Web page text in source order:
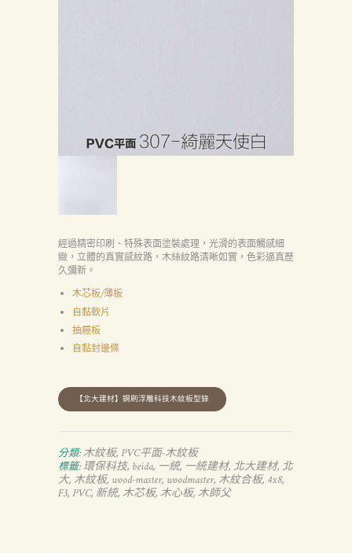
經過精密印刷、特殊表面塗裝處理，光滑的表面觸感細
緻，立體的真實感紋路，木絲紋路清晰如實，色彩逼真歷
久彌新。
木芯板/薄板
自黏軟片
抽屜板
自黏封邊條
分類: 木紋板, PVC平面-木紋板
標籤: 環保科技, beida, 一統, 一統建材, 北大建材, 北
大, 木紋板, wood-master, woodmaster, 木紋合板, 4x8,
F3, PVC, 新統, 木芯板, 木心板, 木師父